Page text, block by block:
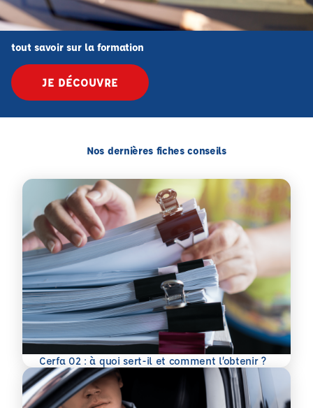
tout savoir sur la formation
JE DÉCOUVRE
Nos dernières fiches conseils
Cerfa 02 : à quoi sert-il et comment l’obtenir ?
En savoir plus